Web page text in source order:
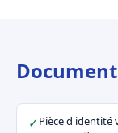
✓ Pièce d'identité